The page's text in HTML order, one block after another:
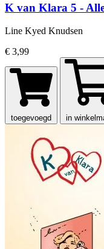
K van Klara 5 -
Line Kyed Knudsen
€ 3,99
toegevoegd in